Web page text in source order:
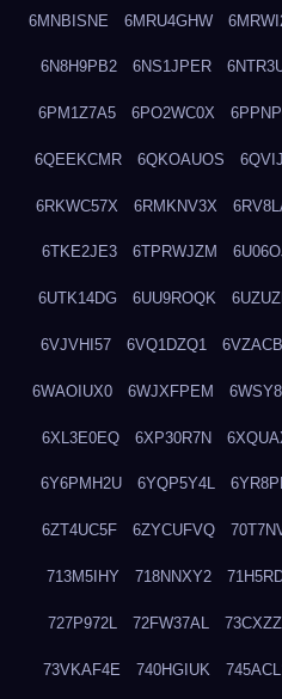
6MNBISNE 6MRU4GHW
6N8H9PB2 6NS1JPER
6PM1Z7A5 6PO2WC0X
6QEEKCMR 6QKOAUOS
6RKWC57X 6RMKNV3X
6TKE2JE3 6TPRWJZM
6UTK14DG 6UU9ROQK
6VJVHI57 6VQ1DZQ1
6WAOIUX0 6WJXFPEM
6XL3E0EQ 6XP30R7N
6Y6PMH2U 6YQP5Y4L
6ZT4UC5F 6ZYCUFVQ
713M5IHY 718NNXY2
727P972L 72FW37AL
73VKAF4E 740HGIUK